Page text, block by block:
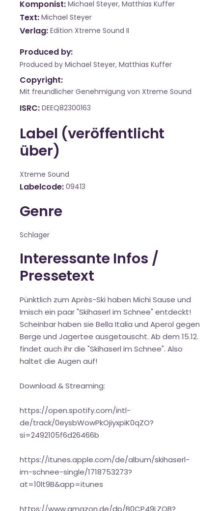
Komponist Michael Steyer, Matthias Kuffer
Text Michael Steyer
Verlag Edition Xtreme Sound II
Produced by:
Produced by Michael Steyer, Matthias Kuffer
Copyright:
Mit freundlicher Genehmigung von Xtreme Sound
ISRC DEEQ82300163
Label (veröffentlicht
über)
Xtreme Sound
Labelcode 09413
Genre
Schlager
Interessante Infos /
Pressetext
Pünktlich zum Après-Ski haben Michi Sause und
Imisch ein paar "Skihaserl im Schnee" entdeckt!
Scheinbar haben sie Bella Italia und Aperol gegen
Berge und Jagertee ausgetauscht. Ab dem 15.12.
findet auch ihr die "Skihaserl im Schnee". Also
haltet die Augen auf!
Download & Streaming:
https://open.spotify.com/intl-
de/track/0eysbWowPkOjiyxpiK0qZO?
si=2492105f6d26466b
https://itunes.apple.com/de/album/skihaserl-
im-schnee-single/1718753273?
at=10lt9B&app=itunes